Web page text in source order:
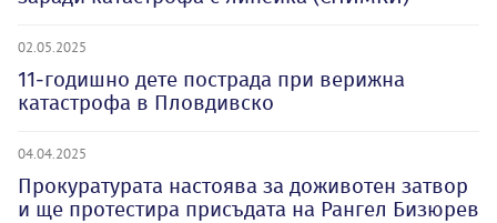
02.05.2025
11-годишно дете пострада при верижна
катастрофа в Пловдивско
04.04.2025
Прокуратурата настоява за доживотен затвор
и ще протестира присъдата на Рангел Бизюрев